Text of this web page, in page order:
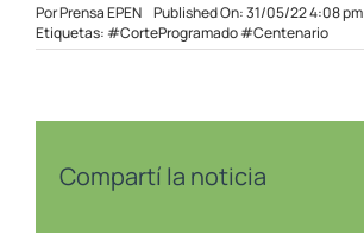
PorPrensa EPEN Published On: 31/05/22 4:08 pm
Etiquetas: #CorteProgramado #Centenario
Compartí la noticia